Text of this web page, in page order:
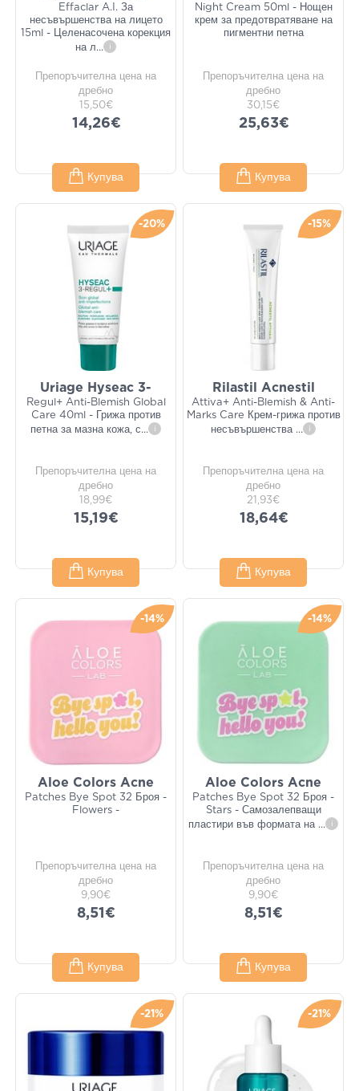
Effaclar A.I. За
несъвършенства на лицето
15ml - Целенасочена корекция
на л... i
Препоръчителна цена на
дребно
15,50€
14,26€
Купува
Night Cream 50ml - Нощен
крем за предотвратяване на
пигментни петна
Препоръчителна цена на
дребно
30,15€
25,63€
Купува
-20%
Uriage Hyseac 3-
Regul+ Anti-Blemish Global
Care 40ml - Грижа против
петна за мазна кожа, с... i
Препоръчителна цена на
дребно
18,99€
15,19€
Купува
-15%
Rilastil Acnestil
Attiva+ Anti-Blemish & Anti-
Marks Care Крем-грижа против
несъвършенства ... i
Препоръчителна цена на
дребно
21,93€
18,64€
Купува
-14%
Aloe Colors Acne
Patches Bye Spot 32 Броя -
Flowers -
Препоръчителна цена на
дребно
9,90€
8,51€
Купува
-14%
Aloe Colors Acne
Patches Bye Spot 32 Броя -
Stars - Самозалепващи
пластири във формата на ... i
Препоръчителна цена на
дребно
9,90€
8,51€
Купува
-21% -21%